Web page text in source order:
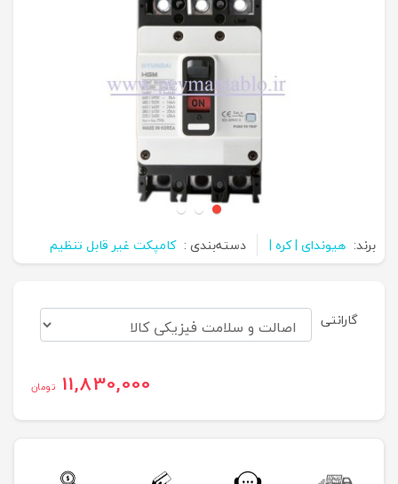
برند: هیوندای | کره | دسته‌بندی : کامپکت غیر قابل تنظیم
گارانتی
11,830,000 تومان